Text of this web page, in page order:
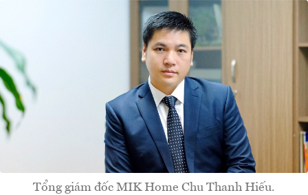
Tổng giám đốc MIK Home Chu Thanh Hiếu.